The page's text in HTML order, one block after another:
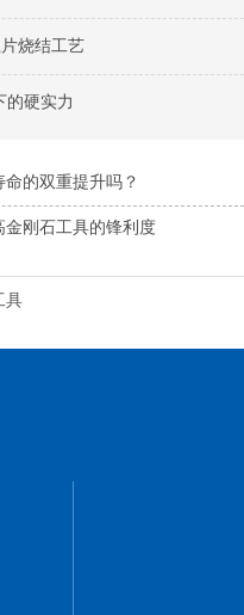
烧结工艺
的硬实力
的双重提升吗？
刚石工具的锋利度
具